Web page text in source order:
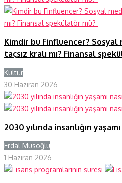
Kimdir bu Finfluencer? Sosyal
taçsız kralı mı? Finansal
Kültür
30 Haziran 2026
2030 yılında insanlığın
Erdal Musoğlu
1 Haziran 2026